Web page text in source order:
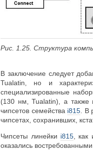
Рис. 1.25. Структура
В заключение следует
Tualatin, но и
специализированные
(130 нм, Tualatin), а также
чипсетов семейства i815 .
чипсетах, сохранивших,
Чипсеты линейки i815, как
оказались